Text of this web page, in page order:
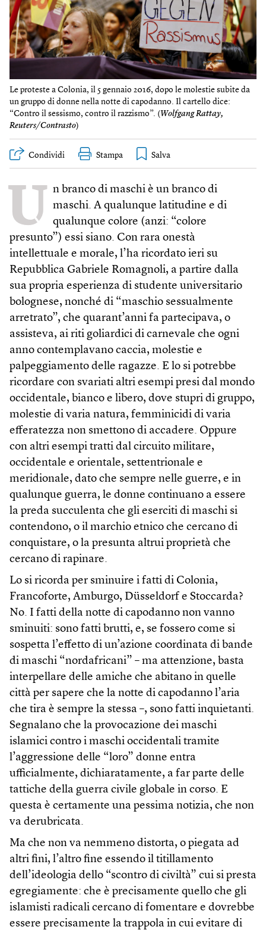
Le proteste a Colonia, il 5 gennaio 2016, dopo le molestie subite da
un gruppo di donne nella notte di capodanno. Il cartello dice:
“Contro il sessismo, contro il razzismo”. ( Wolfgang Rattay,
Reuters/Contrasto)
Condividi Stampa
U n branco di maschi è un branco di
maschi. A qualunque latitudine e di
qualunque colore (anzi: “colore
presunto”) essi siano. Con rara onestà
intellettuale e morale, l’ha ricordato ieri su
Repubblica Gabriele Romagnoli, a partire dalla
sua propria esperienza di studente universitario
bolognese, nonché di “maschio sessualmente
arretrato”, che quarant’anni fa partecipava, o
assisteva, ai riti goliardici di carnevale che ogni
anno contemplavano caccia, molestie e
palpeggiamento delle ragazze. E lo si potrebbe
ricordare con svariati altri esempi presi dal mondo
occidentale, bianco e libero, dove stupri di gruppo,
molestie di varia natura, femminicidi di varia
efferatezza non smettono di accadere. Oppure
con altri esempi tratti dal circuito militare,
occidentale e orientale, settentrionale e
meridionale, dato che sempre nelle guerre, e in
qualunque guerra, le donne continuano a essere
la preda succulenta che gli eserciti di maschi si
contendono, o il marchio etnico che cercano di
conquistare, o la presunta altrui proprietà che
cercano di rapinare.
Lo si ricorda per sminuire i fatti di Colonia,
Francoforte, Amburgo, Düsseldorf e Stoccarda?
No. I fatti della notte di capodanno non vanno
sminuiti: sono fatti brutti, e, se fossero come si
sospetta l’effetto di un’azione coordinata di bande
di maschi “nordafricani” – ma attenzione, basta
interpellare delle amiche che abitano in quelle
città per sapere che la notte di capodanno l’aria
che tira è sempre la stessa –, sono fatti inquietanti.
Segnalano che la provocazione dei maschi
islamici contro i maschi occidentali tramite
l’aggressione delle “loro” donne entra
ufficialmente, dichiaratamente, a far parte delle
tattiche della guerra civile globale in corso. E
questa è certamente una pessima notizia, che non
va derubricata.
Ma che non va nemmeno distorta, o piegata ad
altri fini, l’altro fine essendo il titillamento
dell’ideologia dello “scontro di civiltà” cui si presta
egregiamente: che è precisamente quello che gli
islamisti radicali cercano di fomentare e dovrebbe
essere precisamente la trappola in cui evitare di